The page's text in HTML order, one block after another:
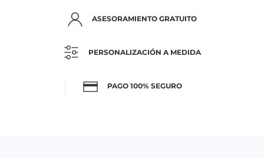
ASESORAMIENTO GRATUITO
PERSONALIZACIÓN A MEDIDA
PAGO 100% SEGURO